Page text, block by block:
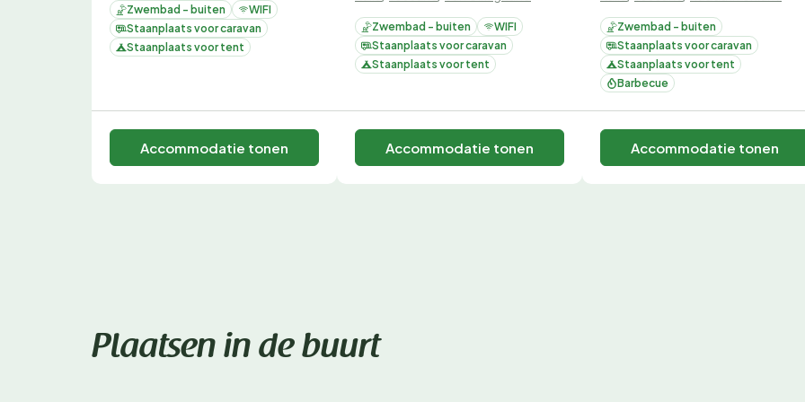
Zwembad - buiten
WIFI
Staanplaats voor caravan
Staanplaats voor tent
Accommodatie tonen
Zwembad - buiten
WIFI
Staanplaats voor caravan
Staanplaats voor tent
Accommodatie tonen
Zwembad - buiten
Staanplaats voor caravan
Staanplaats voor tent
Barbecue
Accommodatie tonen
Plaatsen in de buurt